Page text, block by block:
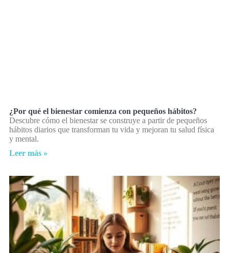
¿Por qué el bienestar comienza con pequeños hábitos?
Descubre cómo el bienestar se construye a partir de pequeños
hábitos diarios que transforman tu vida y mejoran tu salud física
y mental.
Leer más »